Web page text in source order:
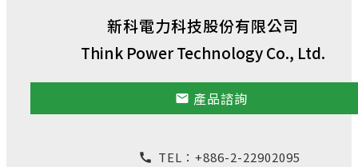
新科電力科技股份有限公司
Think Power Technology Co., Ltd.
email 產品諮詢
call TEL： +886-2-22902095